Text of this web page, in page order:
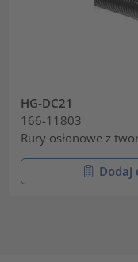
HG-DC21
166-11803
Rury osłonowe z
Dodaj